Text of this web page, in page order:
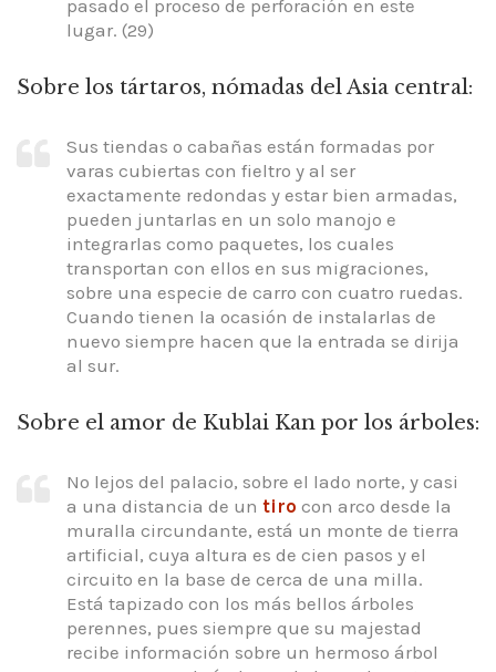
pasado el proceso de perforación en este
lugar. (29)
Sobre los tártaros, nómadas del Asia central:
Sus tiendas o cabañas están formadas por
varas cubiertas con fieltro y al ser
exactamente redondas y estar bien armadas,
pueden juntarlas en un solo manojo e
integrarlas como paquetes, los cuales
transportan con ellos en sus migraciones,
sobre una especie de carro con cuatro ruedas.
Cuando tienen la ocasión de instalarlas de
nuevo siempre hacen que la entrada se dirija
al sur.
Sobre el amor de Kublai Kan por los árboles:
No lejos del palacio, sobre el lado norte, y casi
a una distancia de un tiro con arco desde la
muralla circundante, está un monte de tierra
artificial, cuya altura es de cien pasos y el
circuito en la base de cerca de una milla.
Está tapizado con los más bellos árboles
perennes, pues siempre que su majestad
recibe información sobre un hermoso árbol